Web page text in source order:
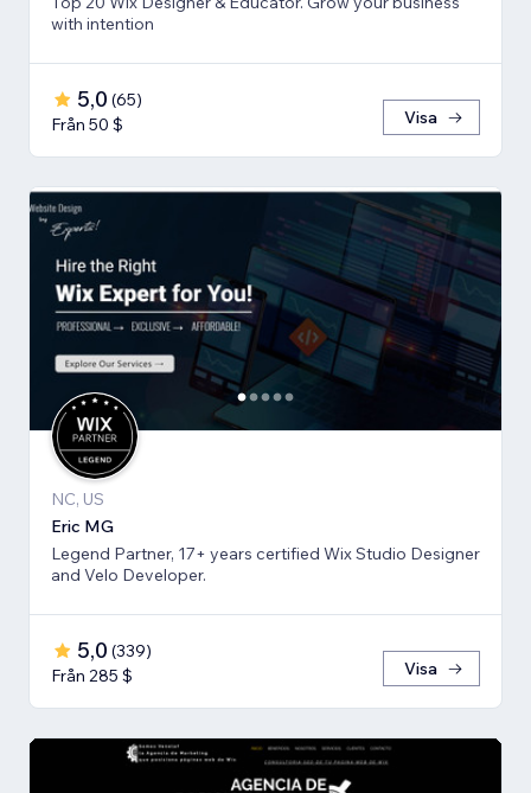
with intention
5,0 (65)
Från 50 $
Visa
NC, US
Eric MG
Legend Partner, 17+ years certified Wix Studio Designer
and Velo Developer.
5,0 (339)
Från 285 $
Visa